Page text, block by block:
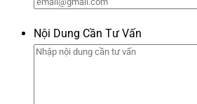
Nội Dung Cần Tư Vấn